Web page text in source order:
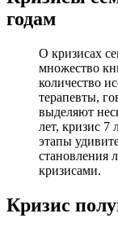
годам
О кризисах
множество
количество
терапевты,
выделяют
лет, кризис 7
этапы
становления
кризисами.
Кризис